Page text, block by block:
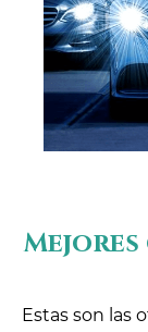
Estas son las